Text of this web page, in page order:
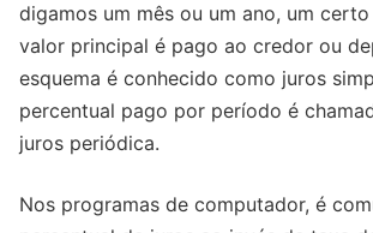
digamos um mês ou um ano, um
valor principal é pago ao credor ou
esquema é conhecido como juros
percentual pago por período é
juros periódica.
Nos programas de computador, é